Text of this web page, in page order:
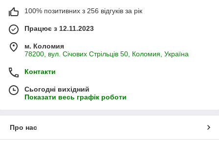
100% позитивних з 256 відгуків за рік
Працює з 12.11.2023
м. Коломия
78200, вул. Січових Стрільців 50, Коломия, Україна
Контакти
Сьогодні вихідний
Показати весь графік роботи
Про нас